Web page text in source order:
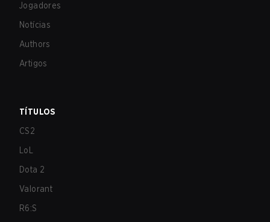
Jogadores
Notícias
Authors
Artigos
TÍTULOS
CS2
LoL
Dota 2
Valorant
R6:S